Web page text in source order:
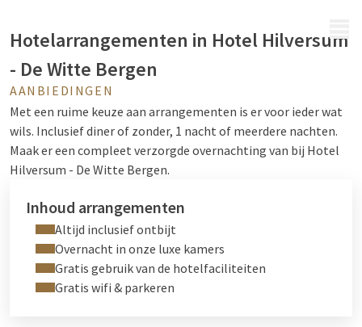
Hotelarrangementen in Hotel Hilversum
- De Witte Bergen
AANBIEDINGEN
Met een ruime keuze aan arrangementen is er voor ieder wat
wils. Inclusief diner of zonder, 1 nacht of meerdere nachten.
Maak er een compleet verzorgde overnachting van bij Hotel
Hilversum - De Witte Bergen.
Inhoud arrangementen
Altijd inclusief ontbijt
Overnacht in onze luxe kamers
Gratis gebruik van de hotelfaciliteiten
Gratis wifi & parkeren